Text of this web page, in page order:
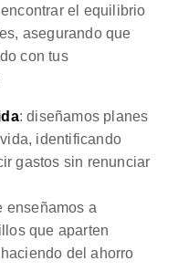
el equilibrio
asegurando que
con tus
: diseñamos planes
identificando
gastos sin renunciar
enseñamos a
que aparten
del ahorro